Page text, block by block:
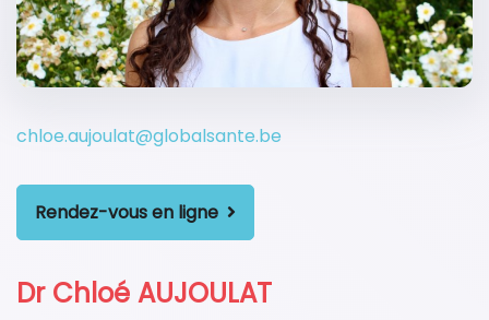
chloe.aujoulat@globalsante.be
Rendez-vous en ligne
Dr Chloé AUJOULAT